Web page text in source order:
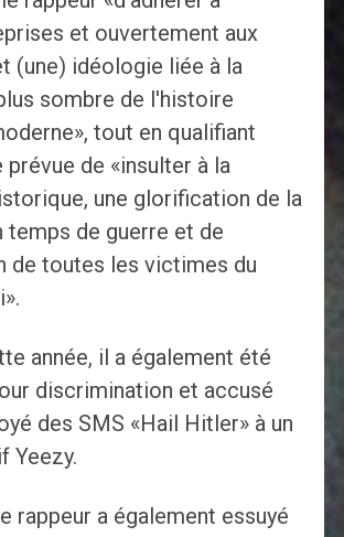
et ouvertement aux
(une) idéologie liée à la
sombre de l'histoire
tout en qualifiant
prévue de «insulter à la
une glorification de la
temps de guerre et de
de toutes les victimes du
année, il a également été
discrimination et accusé
des SMS «Hail Hitler» à un
Yeezy.
rappeur a également essuyé